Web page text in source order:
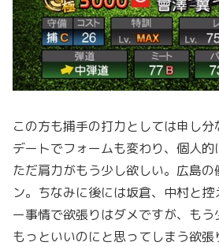
この方も捕手の打力としては申し
デートでフォームも変わり、個人的
ただ肩力がもう少し欲しい。広島
ン。ちなみに後には坂倉、中村と
ー事情で欲張りはダメですが、も
もっといいのにと思ってしまう欲張